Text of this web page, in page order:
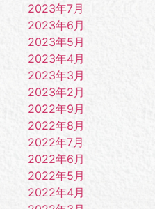
2023年7月
2023年6月
2023年5月
2023年4月
2023年3月
2023年2月
2022年9月
2022年8月
2022年7月
2022年6月
2022年5月
2022年4月